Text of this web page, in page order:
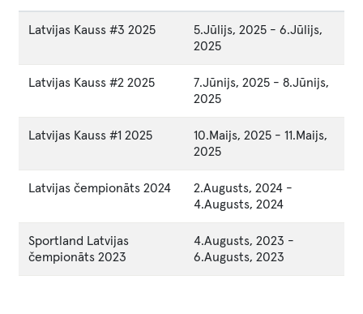
Latvijas Kauss #3 2025 5.Jūlijs, 2025 - 6.Jūlijs,
2025
Latvijas Kauss #2 2025 7.Jūnijs, 2025 - 8.Jūnijs,
2025
Latvijas Kauss #1 2025 10.Maijs, 2025 - 11.Maijs,
2025
Latvijas čempionāts 2024 2.Augusts, 2024 -
4.Augusts, 2024
Sportland Latvijas
čempionāts 2023
4.Augusts, 2023 -
6.Augusts, 2023